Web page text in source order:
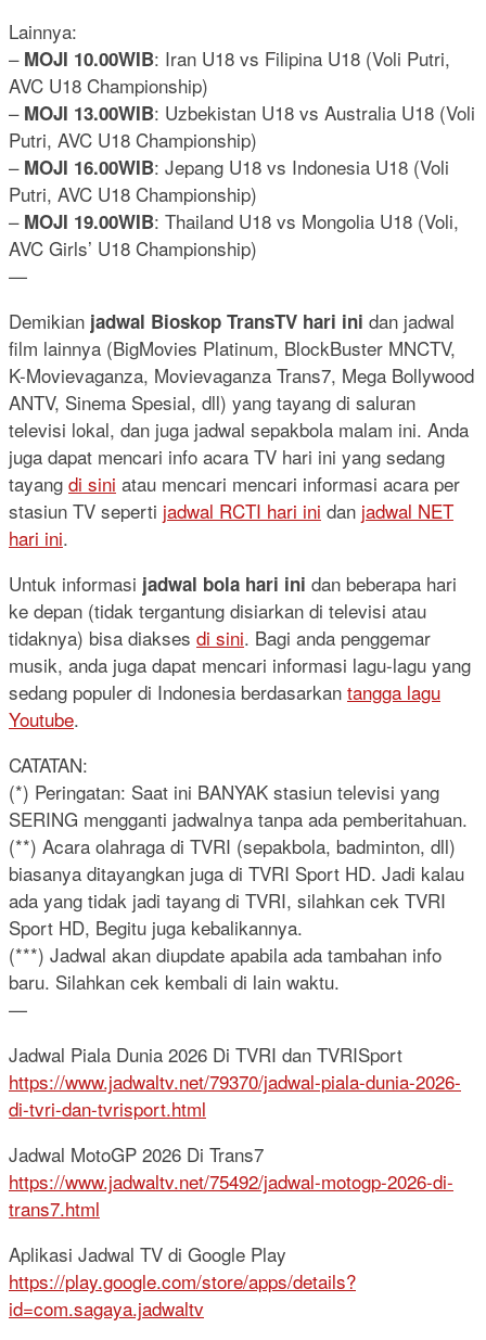
Lainnya:
– MOJI 10.00WIB: Iran U18 vs Filipina U18 (Voli Putri,
AVC U18 Championship)
– MOJI 13.00WIB: Uzbekistan U18 vs Australia U18 (Voli
Putri, AVC U18 Championship)
– MOJI 16.00WIB: Jepang U18 vs Indonesia U18 (Voli
Putri, AVC U18 Championship)
– MOJI 19.00WIB: Thailand U18 vs Mongolia U18 (Voli,
AVC Girls’ U18 Championship)
—
Demikian jadwal Bioskop TransTV hari ini dan jadwal
film lainnya (BigMovies Platinum, BlockBuster MNCTV,
K-Movievaganza, Movievaganza Trans7, Mega Bollywood
ANTV, Sinema Spesial, dll) yang tayang di saluran
televisi lokal, dan juga jadwal sepakbola malam ini. Anda
juga dapat mencari info acara TV hari ini yang sedang
tayang di sini atau mencari mencari informasi acara per
stasiun TV seperti jadwal RCTI hari ini dan jadwal NET
hari ini.
Untuk informasi jadwal bola hari ini dan beberapa hari
ke depan (tidak tergantung disiarkan di televisi atau
tidaknya) bisa diakses di sini. Bagi anda penggemar
musik, anda juga dapat mencari informasi lagu-lagu yang
sedang populer di Indonesia berdasarkan tangga lagu
Youtube.
CATATAN:
(*) Peringatan: Saat ini BANYAK stasiun televisi yang
SERING mengganti jadwalnya tanpa ada pemberitahuan.
(**) Acara olahraga di TVRI (sepakbola, badminton, dll)
biasanya ditayangkan juga di TVRI Sport HD. Jadi kalau
ada yang tidak jadi tayang di TVRI, silahkan cek TVRI
Sport HD, Begitu juga kebalikannya.
(***) Jadwal akan diupdate apabila ada tambahan info
baru. Silahkan cek kembali di lain waktu.
—
Jadwal Piala Dunia 2026 Di TVRI dan TVRISport
https://www.jadwaltv.net/79370/jadwal-piala-dunia-2026-
di-tvri-dan-tvrisport.html
Jadwal MotoGP 2026 Di Trans7
https://www.jadwaltv.net/75492/jadwal-motogp-2026-di-
trans7.html
Aplikasi Jadwal TV di Google Play
https://play.google.com/store/apps/details?
id=com.sagaya.jadwaltv